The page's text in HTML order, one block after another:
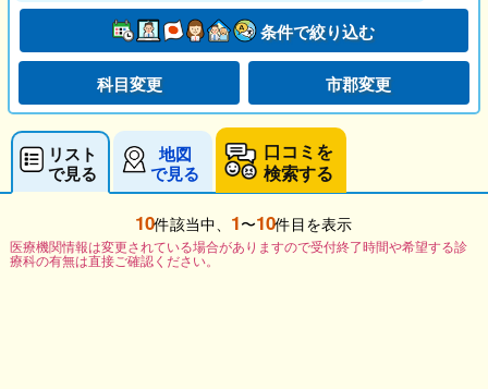
条件で絞り込む
科目変更 市郡変更
リスト
で見る
地図
で見る
口コミを
検索する
10件該当中、 1〜10件目を表示
医療機関情報は変更されている場合がありますので受付終了時間や希望する診
療科の有無は直接ご確認ください。